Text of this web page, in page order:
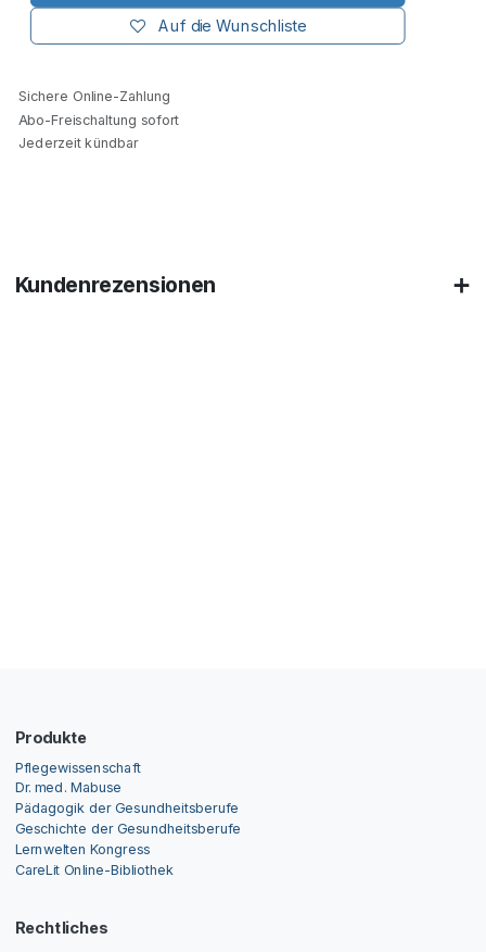
Auf die Wunschliste
Sichere Online-Zahlung
Abo-Freischaltung sofort
Jederzeit kündbar
Kundenrezensionen
Produkte
Pflegewissenschaft
Dr. med. Mabuse
Pädagogik der Gesundheitsberufe
Geschichte der Gesundheitsberufe
Lernwelten Kongress
CareLit Online-Bibliothek
Rechtliches